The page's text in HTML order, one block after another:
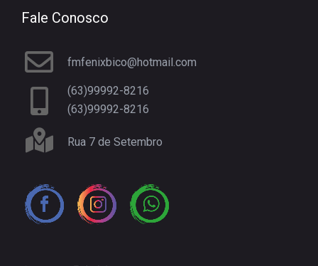
Fale Conosco
fmfenixbico@hotmail.com
(63)99992-8216
(63)99992-8216
Rua 7 de Setembro